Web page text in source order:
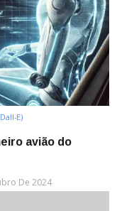
E)
avião do
De 2024